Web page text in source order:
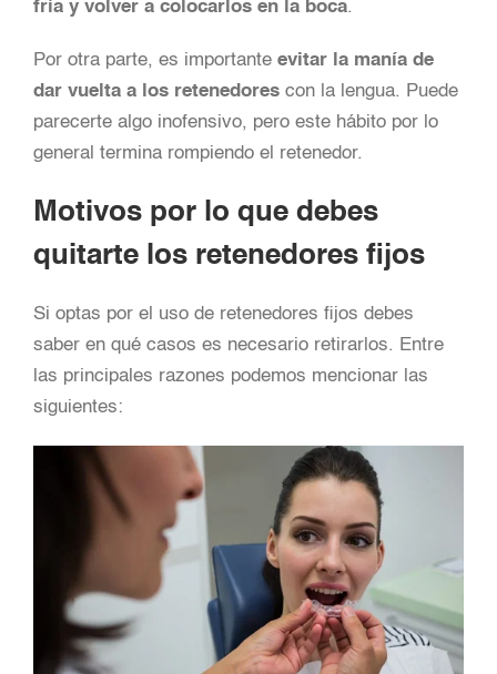
fría y volver a colocarlos en la boca.
Por otra parte, es importante evitar la manía de
dar vuelta a los retenedores con la lengua. Puede
parecerte algo inofensivo, pero este hábito por lo
general termina rompiendo el retenedor.
Motivos por lo que debes
quitarte los retenedores fijos
Si optas por el uso de retenedores fijos debes
saber en qué casos es necesario retirarlos. Entre
las principales razones podemos mencionar las
siguientes: